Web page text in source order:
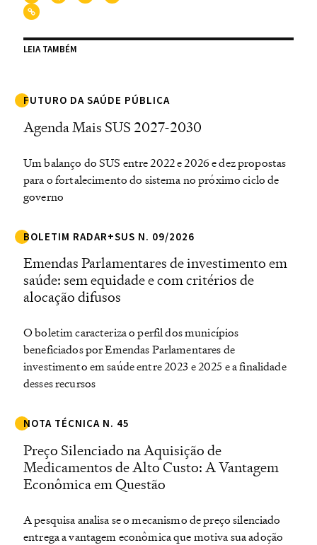
LEIA TAMBÉM
FUTURO DA SAÚDE PÚBLICA
Agenda Mais SUS 2027-2030
Um balanço do SUS entre 2022 e 2026 e dez propostas
para o fortalecimento do sistema no próximo ciclo de
governo
BOLETIM RADAR+SUS N. 09/2026
Emendas Parlamentares de investimento em
saúde: sem equidade e com critérios de
alocação difusos
O boletim caracteriza o perfil dos municípios
beneficiados por Emendas Parlamentares de
investimento em saúde entre 2023 e 2025 e a finalidade
desses recursos
NOTA TÉCNICA N. 45
Preço Silenciado na Aquisição de
Medicamentos de Alto Custo: A Vantagem
Econômica em Questão
A pesquisa analisa se o mecanismo de preço silenciado
entrega a vantagem econômica que motiva sua adoção